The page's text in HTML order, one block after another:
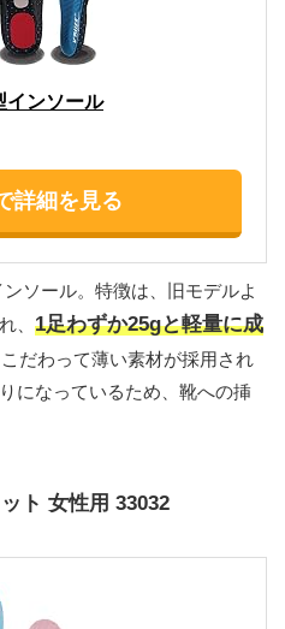
インソール
詳細を見る
ソール。特徴は、旧モデルよ
、 1足わずか25gと軽量に成
だわって薄い素材が採用され
になっているため、靴への挿
ト 女性用 33032